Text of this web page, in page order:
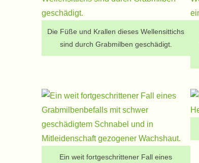
Die Füße und Krallen dieses Wellensittichs
sind durch Grabmilben geschädigt.
Ein weit fortgeschrittener Fall eines